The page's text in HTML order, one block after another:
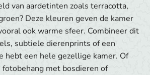
van aardetinten zoals terracotta,
Deze kleuren geven de kamer
ook warme sfeer. Combineer dit
subtiele dierenprints of een
hebt een hele gezellige kamer. Of
met bosdieren of